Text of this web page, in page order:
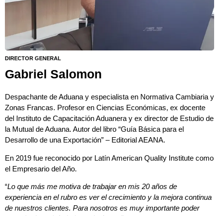
DIRECTOR GENERAL
Gabriel Salomon
Despachante de Aduana y especialista en Normativa Cambiaria y
Zonas Francas. Profesor en Ciencias Económicas, ex docente
del Instituto de Capacitación Aduanera y ex director de Estudio de
la Mutual de Aduana. Autor del libro “Guía Básica para el
Desarrollo de una Exportación” – Editorial AEANA.
En 2019 fue reconocido por Latín American Quality Institute como
el Empresario del Año.
“Lo que más me motiva de trabajar en mis 20 años de
experiencia en el rubro es ver el crecimiento y la mejora continua
de nuestros clientes. Para nosotros es muy importante poder